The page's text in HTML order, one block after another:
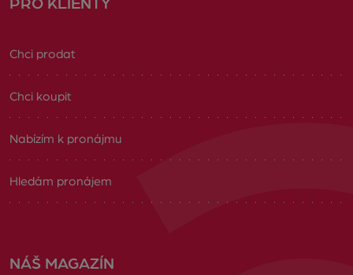
PRO KLIENTY
Chci prodat
Chci koupit
Nabízím k pronájmu
Hledám pronájem
NÁŠ MAGAZÍN